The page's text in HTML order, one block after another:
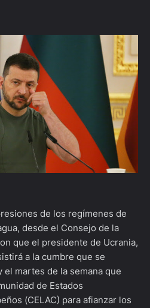
de los regímenes de
desde el Consejo de la
que el presidente de Ucrania,
a la cumbre que se
martes de la semana que
de Estados
(CELAC) para afianzar los